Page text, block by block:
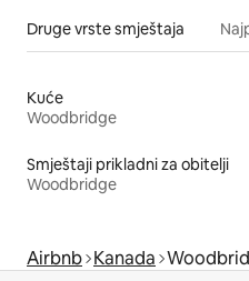
Druge vrste smještaja
Kuće
Woodbridge
Smještaji prikladni za obitelji
Woodbridge
Airbnb Kanada